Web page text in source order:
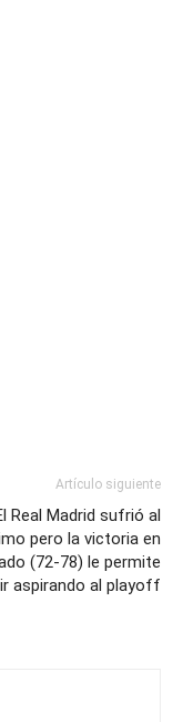
Artículo siguiente
Real Madrid sufrió al
pero la victoria en
(72-78) le permite
aspirando al playoff